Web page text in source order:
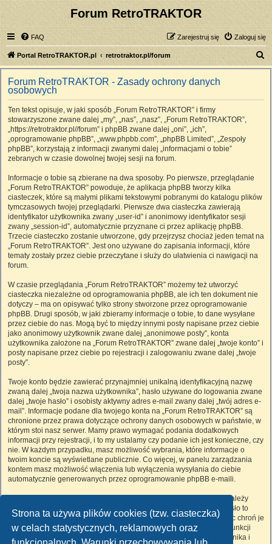
Strona ta używa plików cookies (tzw. ciasteczka)
w celach statystycznych, reklamowych oraz
Forum RetroTRAKTOR
FAQ Zaloguj się
Zarejestruj się
Portal RetroTRAKTOR.pl retrotraktor.pl/forum
z
Forum RetroTRAKTOR - Zasady ochrony danych
osobowych
Ten tekst opisuje, w jaki sposób „Forum RetroTRAKTOR” i firmy
stowarzyszone zwane dalej „my”, „nas”, „nasz”, „Forum RetroTRAKTOR”,
„https://retrotraktor.pl//forum” i phpBB zwane dalej „oni”, „ich”,
„oprogramowanie phpBB”, „www.phpbb.com”, „phpBB Limited”, „Zespoły
phpBB”, korzystają z informacji zwanymi dalej „informacjami o tobie”
zebranych w czasie dowolnej twojej sesji na forum.
Informacje o tobie są zbierane na dwa sposoby. Po pierwsze, przeglądanie
„Forum RetroTRAKTOR” powoduje, że aplikacja phpBB tworzy kilka
ciasteczek, które są małymi plikami tekstowymi pobranymi do katalogu plików
tymczasowych twojej przeglądarki. Pierwsze dwa ciasteczka zawierają
identyfikator użytkownika zwany „user-id” i anonimowy identyfikator sesji
zwany „session-id”, automatycznie przyznane ci przez aplikację phpBB.
Trzecie ciasteczko zostanie utworzone, gdy przejrzysz chociaż jeden temat na
„Forum RetroTRAKTOR”. Jest ono używane do zapisania informacji, które
tematy zostały przez ciebie przeczytane i służy do ułatwienia ci nawigacji na
forum.
W czasie przeglądania „Forum RetroTRAKTOR” możemy też utworzyć
ciasteczka niezależne od oprogramowania phpBB, ale ich ten dokument nie
dotyczy – ma on opisywać tylko strony stworzone przez oprogramowanie
phpBB. Drugi sposób, w jaki zbieramy informacje o tobie, to dane wysyłane
przez ciebie do nas. Mogą być to między innymi posty napisane przez ciebie
jako anonimowy użytkownik zwane dalej „anonimowe posty”, konta
użytkownika założone na „Forum RetroTRAKTOR” zwane dalej „twoje konto” i
posty napisane przez ciebie po rejestracji i zalogowaniu zwane dalej „twoje
posty”.
Twoje konto będzie zawierać przynajmniej unikalną identyfikacyjną nazwę
zwaną dalej „twoja nazwa użytkownika”, hasło używane do logowania zwane
dalej „twoje hasło” i osobisty aktywny adres e-mail zwany dalej „twój adres e-
mail”. Informacje podane dla twojego konta na „Forum RetroTRAKTOR” są
chronione przez prawa dotyczące ochrony danych osobowych w państwie, w
którym stoi nasz serwer. Mamy prawo wymagać podania dodatkowych
informacji przy rejestracji, i to my ustalamy czy podanie ich jest konieczne, czy
nie. W każdym przypadku, masz możliwość wybrania, które informacje o
twoim koncie są wyświetlane publicznie. Co więcej, w panelu zarządzania
kontem masz możliwość włączenia lub wyłączenia wysyłania do ciebie
automatycznie generowanych przez oprogramowanie phpBB e-maili.
Twoje hasło jest zaszyfrowane, więc jest bezpieczne, niemniej nie należy
używać tego samego hasła na różnych witrynach internetowych. Hasło to
umożliwia dostęp do twojego konta na „Forum RetroTRAKTOR”, więc chroń je
i w żadnym wypadku nie podawajnikomu. Jeśli je zapomnisz, użyj funkcji
„Nie pamiętam hasła”. Witryna poprosi cię o podanie nazwy użytkownika i